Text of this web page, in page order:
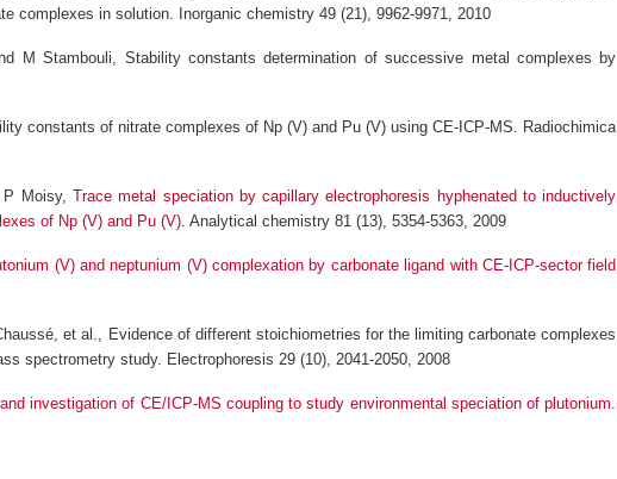
complexes in solution. Inorganic chemistry 49 (21), 9962-9971, 2010
M Stambouli, Stability constants determination of successive metal complexes by
constants of nitrate complexes of Np (V) and Pu (V) using CE-ICP-MS. Radiochimica
P Moisy,Trace metal speciation by capillary electrophoresis hyphenated to inductively
of Np (V) and Pu (V). Analytical chemistry 81 (13), 5354-5363, 2009
(V) and neptunium (V) complexation by carbonate ligand with CE‐ICP‐sector field
et al., Evidence of different stoichiometries for the limiting carbonate complexes
spectrometry study. Electrophoresis 29 (10), 2041-2050, 2008
investigation of CE/ICP-MS coupling to study environmental speciation of plutonium.